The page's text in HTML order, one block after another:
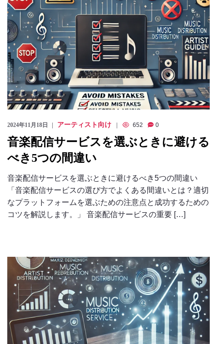
2024年11月18日 アーティスト向け 652 0
音楽配信サービスを選ぶときに避ける
べき5つの間違い
音楽配信サービスを選ぶときに避けるべき5つの間違い
「音楽配信サービスの選び方でよくある間違いとは？適切
なプラットフォームを選ぶための注意点と成功するための
コツを解説します。」 音楽配信サービスの重要 […]